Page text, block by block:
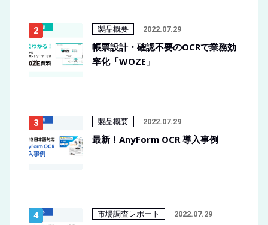
製品概要 2022.07.29
帳票設計・確認不要のOCRで業務効
率化「WOZE」
製品概要 2022.07.29
最新！AnyForm OCR 導入事例
市場調査レポート 2022.07.29